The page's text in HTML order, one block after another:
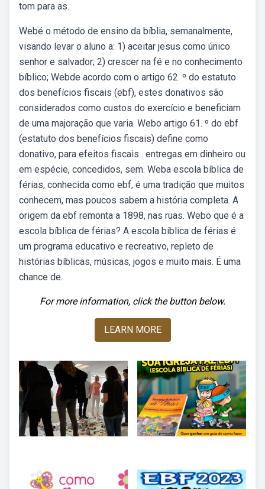
tom para as.
Webé o método de ensino da bíblia, semanalmente,
visando levar o aluno a: 1) aceitar jesus como único
senhor e salvador; 2) crescer na fé e no conhecimento
bíblico; Webde acordo com o artigo 62. º do estatuto
dos benefícios fiscais (ebf), estes donativos são
considerados como custos do exercício e beneficiam
de uma majoração que varia. Webo artigo 61. º do ebf
(estatuto dos benefícios fiscais) define como
donativo, para efeitos fiscais . entregas em dinheiro ou
em espécie, concedidos, sem. Weba escola bíblica de
férias, conhecida como ebf, é uma tradição que muitos
conhecem, mas poucos sabem a história completa. A
origem da ebf remonta a 1898, nas ruas. Webo que é a
escola bíblica de férias? A escola bíblica de férias é
um programa educativo e recreativo, repleto de
histórias bíblicas, músicas, jogos e muito mais. É uma
chance de.
For more information, click the button below.
LEARN MORE